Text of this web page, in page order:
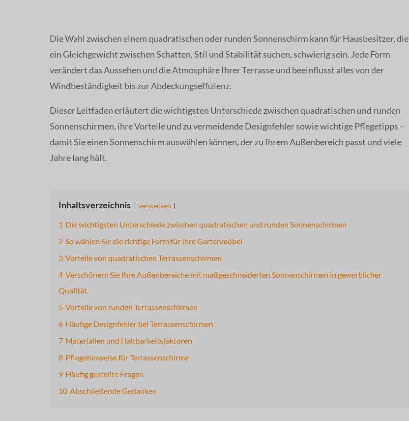
Die Wahl zwischen einem quadratischen oder runden Sonnenschirm kann für Hausbesitzer, die
ein Gleichgewicht zwischen Schatten, Stil und Stabilität suchen, schwierig sein. Jede Form
verändert das Aussehen und die Atmosphäre Ihrer Terrasse und beeinflusst alles von der
Windbeständigkeit bis zur Abdeckungseffizienz.
Dieser Leitfaden erläutert die wichtigsten Unterschiede zwischen quadratischen und runden
Sonnenschirmen, ihre Vorteile und zu vermeidende Designfehler sowie wichtige Pflegetipps –
damit Sie einen Sonnenschirm auswählen können, der zu Ihrem Außenbereich passt und viele
Jahre lang hält.
Inhaltsverzeichnis verstecken
1 Die wichtigsten Unterschiede zwischen quadratischen und runden Sonnenschirmen
2 So wählen Sie die richtige Form für Ihre Gartenmöbel
3 Vorteile von quadratischen Terrassenschirmen
4 Verschönern Sie Ihre Außenbereiche mit maßgeschneiderten Sonnenschirmen in gewerblicher
Qualität.
5 Vorteile von runden Terrassenschirmen
6 Häufige Designfehler bei Terrassenschirmen
7 Materialien und Haltbarkeitsfaktoren
8 Pflegehinweise für Terrassenschirme
9 Häufig gestellte Fragen
10 Abschließende Gedanken